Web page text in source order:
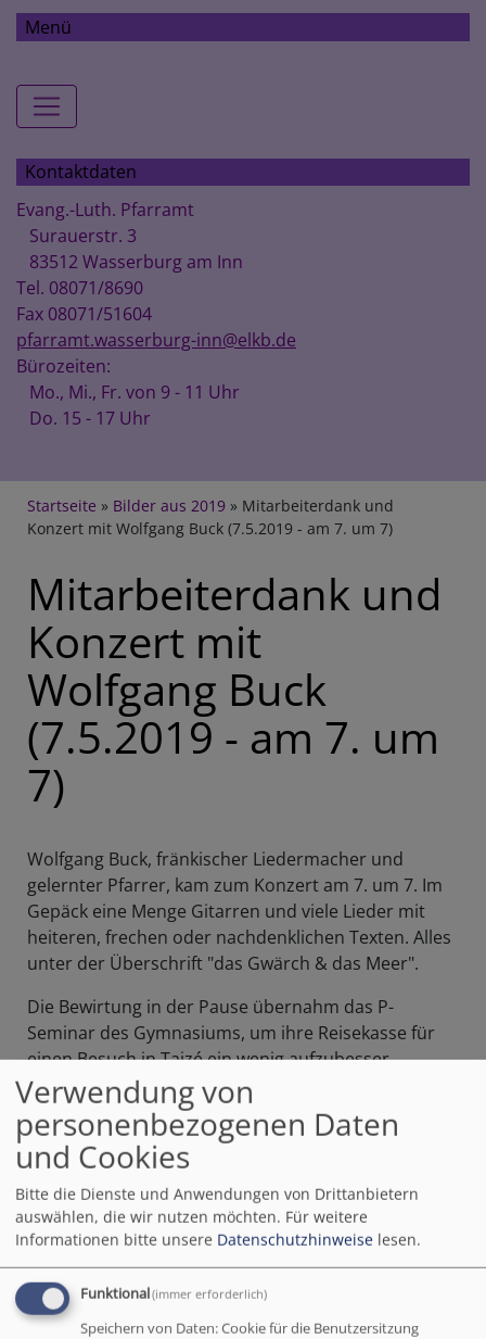
Menü
Hauptnavigation
Kontaktdaten
Evang.-Luth. Pfarramt
Surauerstr. 3
83512 Wasserburg am Inn
Tel. 08071/8690
Fax 08071/51604
pfarramt.wasserburg-inn@elkb.de
Bürozeiten:
Mo., Mi., Fr. von 9 - 11 Uhr
Do. 15 - 17 Uhr
Breadcrumb
Startseite Bilder aus 2019
Mitarbeiterdank und
Konzert mit Wolfgang Buck (7.5.2019 - am 7. um 7)
Mitarbeiterdank und
Konzert mit
Wolfgang Buck
(7.5.2019 - am 7. um
7)
Wolfgang Buck, fränkischer Liedermacher und
gelernter Pfarrer, kam zum Konzert am 7. um 7. Im
Gepäck eine Menge Gitarren und viele Lieder mit
heiteren, frechen oder nachdenklichen Texten. Alles
unter der Überschrift "das Gwärch & das Meer".
Die Bewirtung in der Pause übernahm das P-
Seminar des Gymnasiums, um ihre Reisekasse für
einen Besuch in Taizé ein wenig aufzubesser.
Hier sind ein paar ein Eindrücke dieses gelungenen
Abends.
Verwendung von
personenbezogenen Daten
und Cookies
Bitte die Dienste und Anwendungen von Drittanbietern
auswählen, die wir nutzen möchten. Für weitere
Informationen bitte unsere Datenschutzhinweise lesen.
Funktional(immer erforderlich)
Speichern von Daten: Cookie für die Benutzersitzung